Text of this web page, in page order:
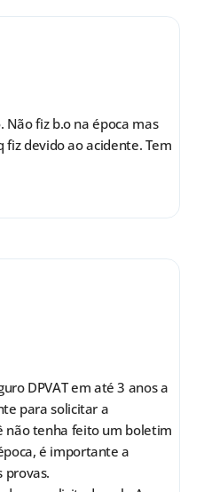
fiz b.o na época mas
fiz devido ao acidente. Tem
DPVAT em até 3 anos a
para solicitar a
não tenha feito um boletim
é importante a
provas.